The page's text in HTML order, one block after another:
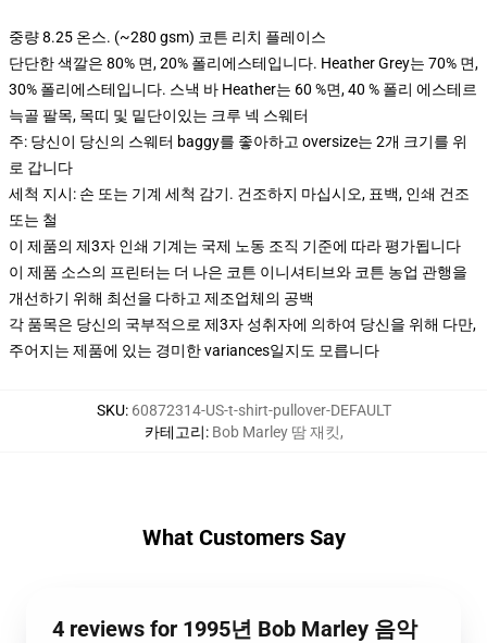
중량 8.25 온스. (~280 gsm) 코튼 리치 플레이스
단단한 색깔은 80% 면, 20% 폴리에스테입니다. Heather Grey는 70% 면,
30% 폴리에스테입니다. 스낵 바 Heather는 60 %면, 40 % 폴리 에스테르
늑골 팔목, 목띠 및 밑단이있는 크루 넥 스웨터
주: 당신이 당신의 스웨터 baggy를 좋아하고 oversize는 2개 크기를 위
로 갑니다
세척 지시: 손 또는 기계 세척 감기. 건조하지 마십시오, 표백, 인쇄 건조
또는 철
이 제품의 제3자 인쇄 기계는 국제 노동 조직 기준에 따라 평가됩니다
이 제품 소스의 프린터는 더 나은 코튼 이니셔티브와 코튼 농업 관행을
개선하기 위해 최선을 다하고 제조업체의 공백
각 품목은 당신의 국부적으로 제3자 성취자에 의하여 당신을 위해 다만,
주어지는 제품에 있는 경미한 variances일지도 모릅니다
SKU: 60872314-US-t-shirt-pullover-DEFAULT
카테고리: Bob Marley 땀 재킷,
What Customers Say
4 reviews for 1995년 Bob Marley 음악